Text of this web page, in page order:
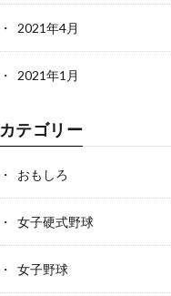
2021年4月
2021年1月
カテゴリー
おもしろ
女子硬式野球
女子野球